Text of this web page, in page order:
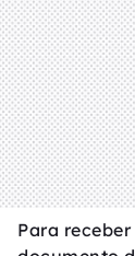
Para